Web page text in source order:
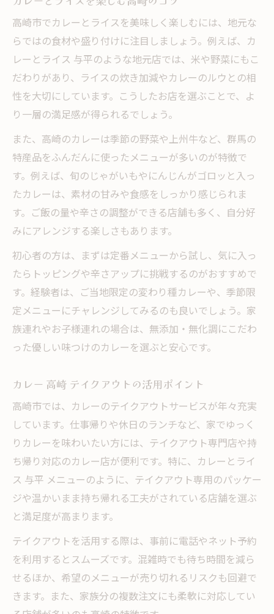
高崎で気軽にカレーを選ぶためのコツ
テイクアウトで広がる高崎カレーの魅力
高崎カレーのテイクアウト利用のススメ
カレー 高崎 テイクアウトで新たな発見
高崎 カレー屋 閉店情報とテイクアウト
高崎カレーを自宅で簡単に味わう方法
高崎市でカレーとライスを美味しく楽しむには、地元な
らではの食材や盛り付けに注目しましょう。例えば、カ
レーとライス 与平のような地元店では、米や野菜にもこ
だわりがあり、ライスの炊き加減やカレーのルウとの相
性を大切にしています。こうしたお店を選ぶことで、よ
り一層の満足感が得られるでしょう。
また、高崎のカレーは季節の野菜や上州牛など、群馬の
特産品をふんだんに使ったメニューが多いのが特徴で
す。例えば、旬のじゃがいもやにんじんがゴロッと入っ
たカレーは、素材の甘みや食感をしっかり感じられま
す。ご飯の量や辛さの調整ができる店舗も多く、自分好
みにアレンジする楽しさもあります。
初心者の方は、まずは定番メニューから試し、気に入っ
たらトッピングや辛さアップに挑戦するのがおすすめで
す。経験者は、ご当地限定の変わり種カレーや、季節限
定メニューにチャレンジしてみるのも良いでしょう。家
族連れやお子様連れの場合は、無添加・無化調にこだわ
った優しい味つけのカレーを選ぶと安心です。
カレー 高崎 テイクアウトの活用ポイント
高崎市では、カレーのテイクアウトサービスが年々充実
しています。仕事帰りや休日のランチなど、家でゆっく
りカレーを味わいたい方には、テイクアウト専門店や持
ち帰り対応のカレー店が便利です。特に、カレーとライ
ス 与平 メニューのように、テイクアウト専用のパッケー
ジや温かいまま持ち帰れる工夫がされている店舗を選ぶ
と満足度が高まります。
テイクアウトを活用する際は、事前に電話やネット予約
を利用するとスムーズです。混雑時でも待ち時間を減ら
せるほか、希望のメニューが売り切れるリスクも回避で
きます。また、家族分の複数注文にも柔軟に対応してい